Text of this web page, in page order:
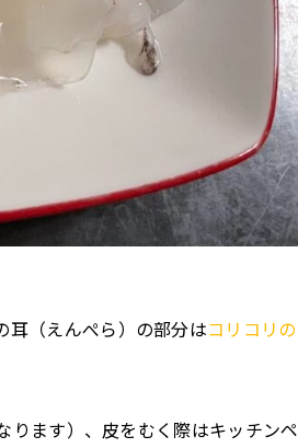
耳（えんぺら）の部分はコリコリの
ります）、皮をむく際はキッチンペ